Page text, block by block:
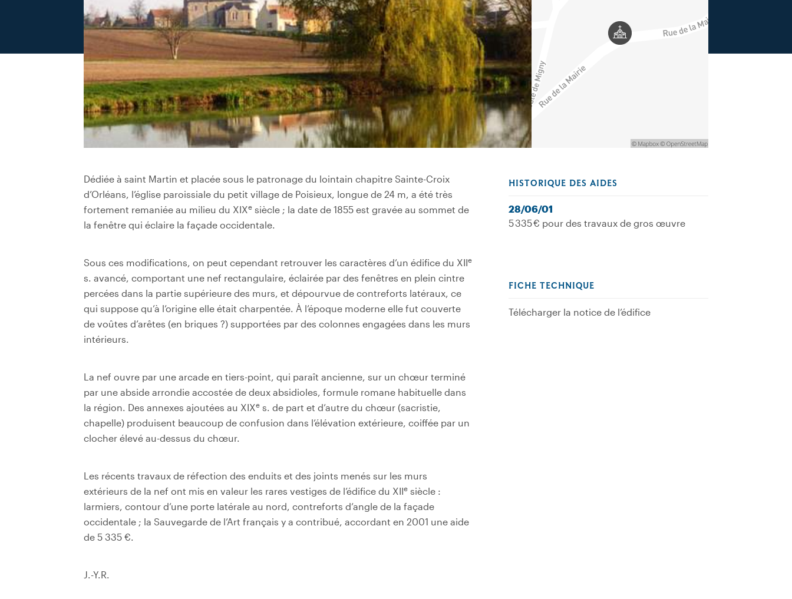
Dédiée à saint Martin et placée sous le patronage du lointain chapitre Sainte-Croix
d’Orléans, l’église paroissiale du petit village de Poisieux, longue de 24 m, a été très
fortement remaniée au milieu du XIXe siècle ; la date de 1855 est gravée au sommet de
la fenêtre qui éclaire la façade occidentale.
Sous ces modifications, on peut cependant retrouver les caractères d’un édifice du XIIe
s. avancé, comportant une nef rectangulaire, éclairée par des fenêtres en plein cintre
percées dans la partie supérieure des murs, et dépourvue de contreforts latéraux, ce
qui suppose qu’à l’origine elle était charpentée. À l’époque moderne elle fut couverte
de voûtes d’arêtes (en briques ?) supportées par des colonnes engagées dans les murs
intérieurs.
La nef ouvre par une arcade en tiers-point, qui paraît ancienne, sur un chœur terminé
par une abside arrondie accostée de deux absidioles, formule romane habituelle dans
la région. Des annexes ajoutées au XIXe s. de part et d’autre du chœur (sacristie,
chapelle) produisent beaucoup de confusion dans l’élévation extérieure, coiffée par un
clocher élevé au-dessus du chœur.
Les récents travaux de réfection des enduits et des joints menés sur les murs
extérieurs de la nef ont mis en valeur les rares vestiges de l’édifice du XIIe siècle :
larmiers, contour d’une porte latérale au nord, contreforts d’angle de la façade
occidentale ; la Sauvegarde de l’Art français y a contribué, accordant en 2001 une aide
de 5 335 €.
J.-Y.R.
HISTORIQUE DES AIDES
28/06/01
5 335 € pour des travaux de gros œuvre
FICHE TECHNIQUE
Télécharger la notice de l’édifice